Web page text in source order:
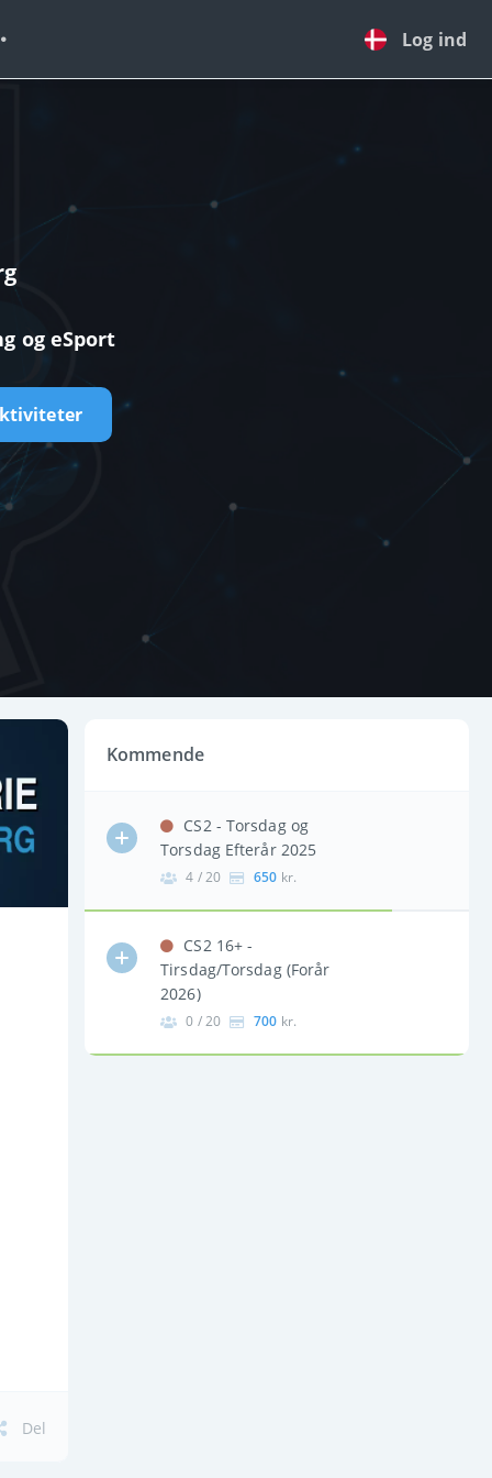
Log ind
og eSport
Del
Kommende
CS2 - Torsdag og
Torsdag Efterår 2025
4 / 20 650 kr.
CS2 16+ -
Tirsdag/Torsdag (Forår
2026)
0 / 20 700 kr.